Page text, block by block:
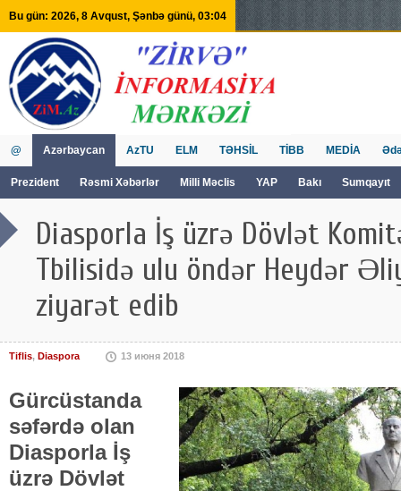
Bu gün: 2026, 8 Avqust, Şənbə günü, 03:04
@ Azərbaycan
Prezident Rəsmi Xəbərlər Milli Məclis YAP Bakı Sumqayıt
AzTU ELM TƏHSİL TİBB MEDİA
Diasporla İş üzrə Dövlət
Tbilisidə ulu öndər Heydər
ziyarət edib
Tiflis, Diaspora 13 июня 2018
Gürcüstanda
səfərdə olan
Diasporla İş
üzrə Dövlət